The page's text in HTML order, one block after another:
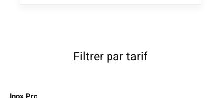
Filtrer par tarif